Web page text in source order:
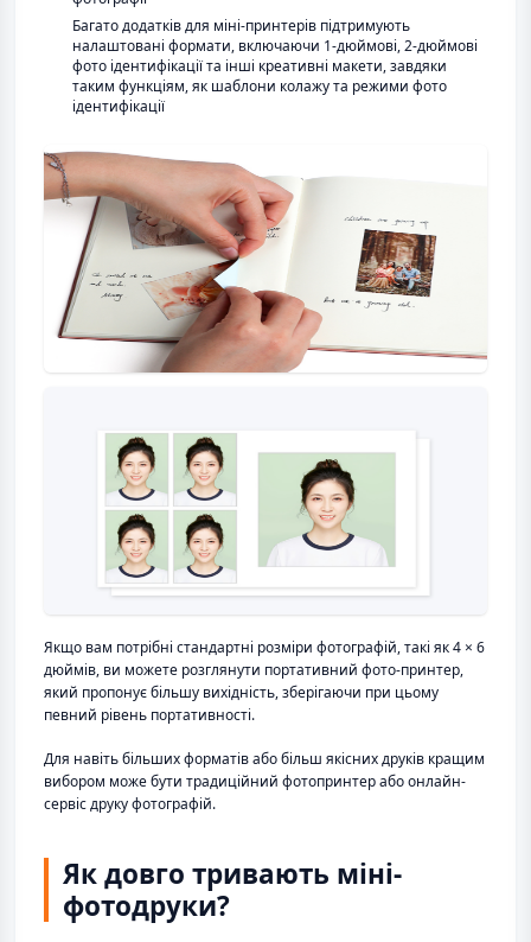
Багато додатків для міні-принтерів підтримують
налаштовані формати, включаючи 1-дюймові, 2-дюймові
фото ідентифікації та інші креативні макети, завдяки
таким функціям, як шаблони колажу та режими фото
ідентифікації
Якщо вам потрібні стандартні розміри фотографій, такі як 4 × 6
дюймів, ви можете розглянути портативний фото-принтер,
який пропонує більшу вихідність, зберігаючи при цьому
певний рівень портативності.
Для навіть більших форматів або більш якісних друків кращим
вибором може бути традиційний фотопринтер або онлайн-
сервіс друку фотографій.
Як довго тривають міні-
фотодруки?